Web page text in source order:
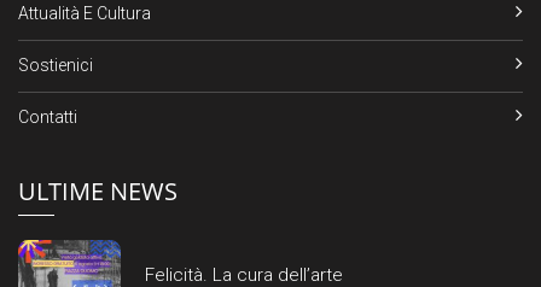
Attualità E Cultura
Sostienici
Contatti
ULTIME NEWS
Felicità. La cura dell’arte